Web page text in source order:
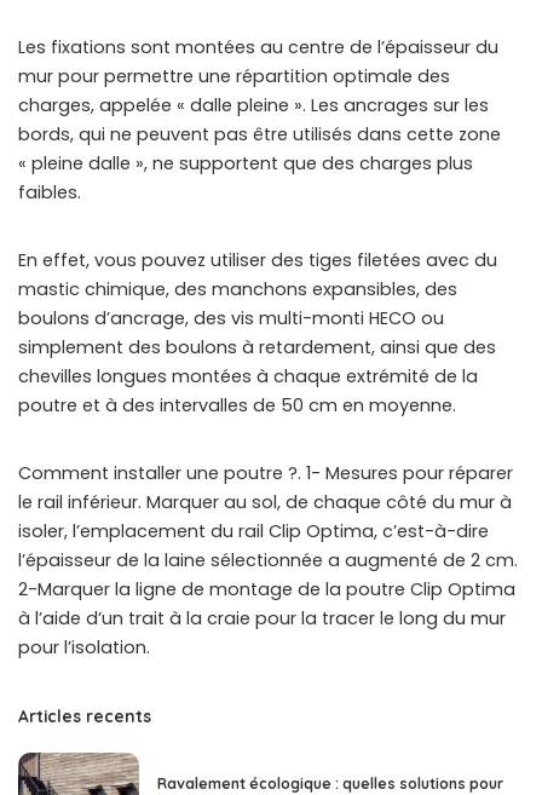
Les fixations sont montées au centre de l’épaisseur du
mur pour permettre une répartition optimale des
charges, appelée « dalle pleine ». Les ancrages sur les
bords, qui ne peuvent pas être utilisés dans cette zone
« pleine dalle », ne supportent que des charges plus
faibles.
En effet, vous pouvez utiliser des tiges filetées avec du
mastic chimique, des manchons expansibles, des
boulons d’ancrage, des vis multi-monti HECO ou
simplement des boulons à retardement, ainsi que des
chevilles longues montées à chaque extrémité de la
poutre et à des intervalles de 50 cm en moyenne.
Comment installer une poutre ?. 1- Mesures pour réparer
le rail inférieur. Marquer au sol, de chaque côté du mur à
isoler, l’emplacement du rail Clip Optima, c’est-à-dire
l’épaisseur de la laine sélectionnée a augmenté de 2 cm.
2-Marquer la ligne de montage de la poutre Clip Optima
à l’aide d’un trait à la craie pour la tracer le long du mur
pour l’isolation.
Articles recents
Ravalement écologique : quelles solutions pour